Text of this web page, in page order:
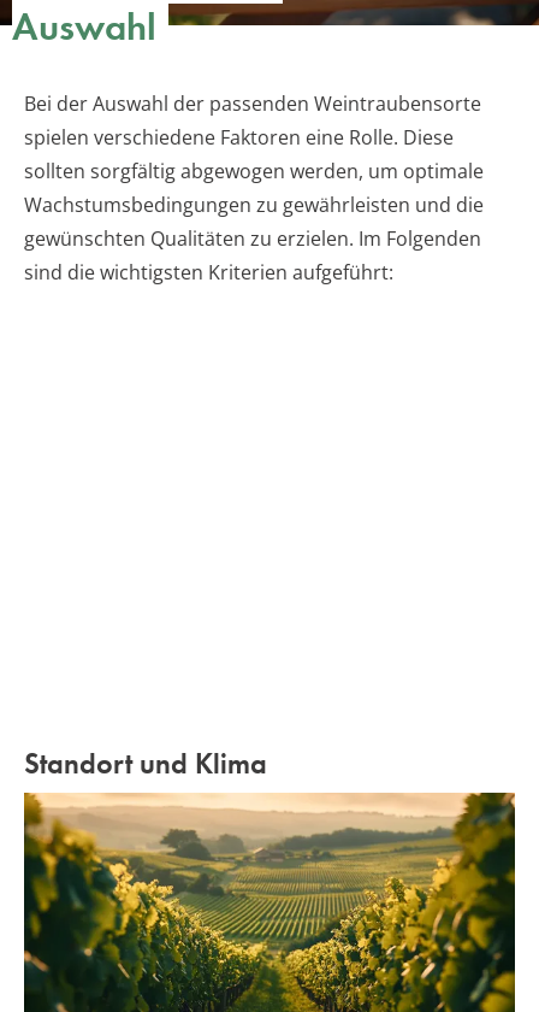
Auswahl
Bei der Auswahl der passenden Weintraubensorte
spielen verschiedene Faktoren eine Rolle. Diese
sollten sorgfältig abgewogen werden, um optimale
Wachstumsbedingungen zu gewährleisten und die
gewünschten Qualitäten zu erzielen. Im Folgenden
sind die wichtigsten Kriterien aufgeführt:
Standort und Klima